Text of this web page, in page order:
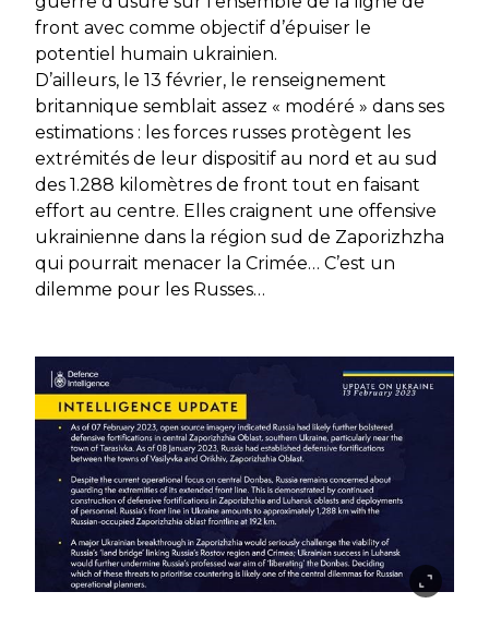
front avec comme objectif d’épuiser le
potentiel humain ukrainien.
D’ailleurs, le 13 février, le renseignement
britannique semblait assez « modéré » dans ses
estimations : les forces russes protègent les
extrémités de leur dispositif au nord et au sud
des 1.288 kilomètres de front tout en faisant
effort au centre. Elles craignent une offensive
ukrainienne dans la région sud de Zaporizhzha
qui pourrait menacer la Crimée… C’est un
dilemme pour les Russes…